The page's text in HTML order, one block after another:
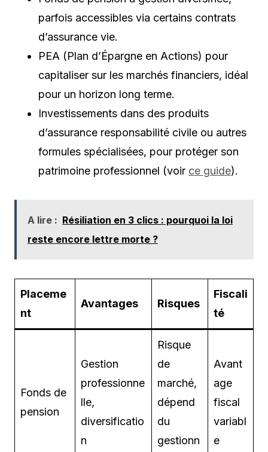
parfois accessibles via certains contrats
d’assurance vie.
PEA (Plan d’Épargne en Actions) pour
capitaliser sur les marchés financiers, idéal
pour un horizon long terme.
Investissements dans des produits
d’assurance responsabilité civile ou autres
formules spécialisées, pour protéger son
patrimoine professionnel (voir ce guide).
A lire : Résiliation en 3 clics : pourquoi la loi
reste encore lettre morte ?
Placeme
nt
Avantages Risques
Fiscali
té
Fonds de
pension
Gestion
professionne
lle,
diversificatio
n
Risque
de
marché,
dépend
du
gestionn
Avant
age
fiscal
variabl
e